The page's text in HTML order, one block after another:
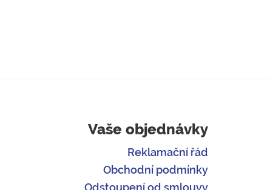
Vaše objednávky
Reklamační řád
Obchodní podmínky
Odstoupení od smlouvy